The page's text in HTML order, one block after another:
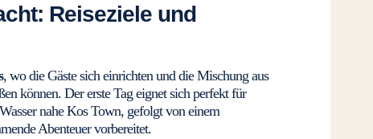
Reiseziele und
, wo die Gäste sich einrichten und die Mischung aus
können. Der erste Tag eignet sich perfekt für
nahe Kos Town, gefolgt von einem
Abenteuer vorbereitet.